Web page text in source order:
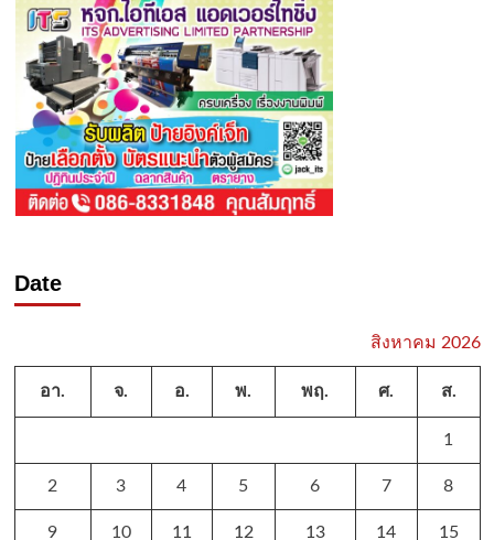
Date
สิงหาคม 2026
อา. จ. อ. พ. พฤ. ศ. ส.
1
2 3 4 5 6 7 8
9 10 11 12 13 14 15